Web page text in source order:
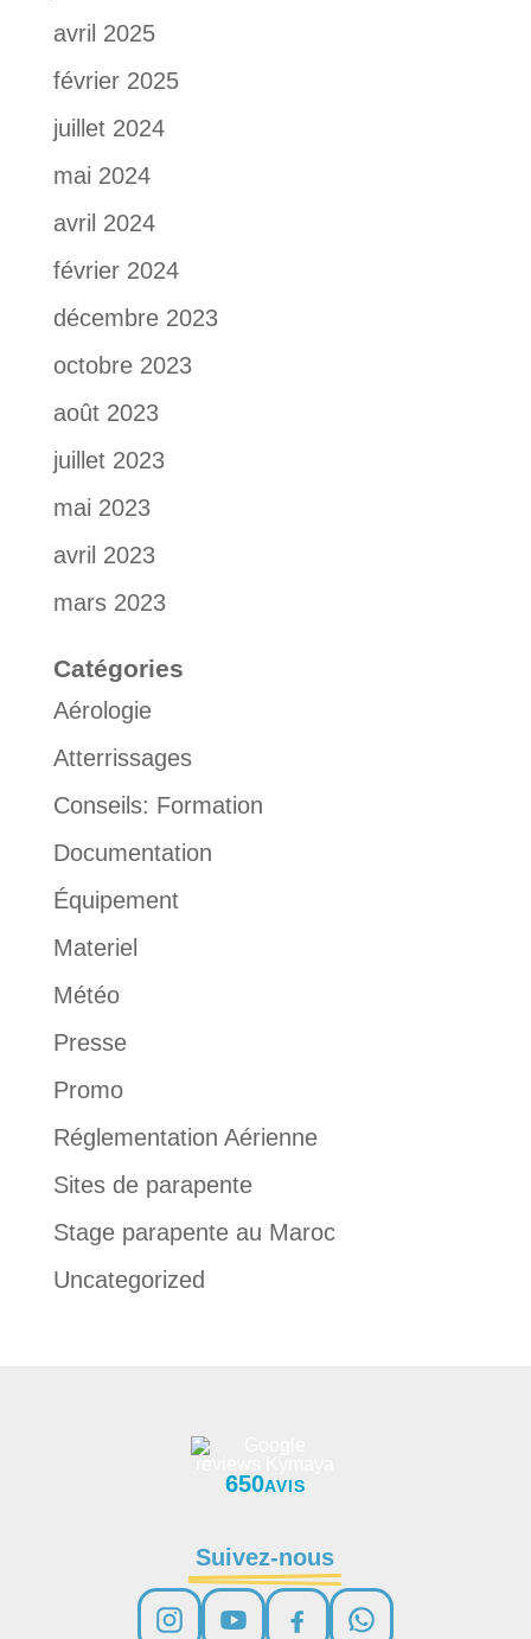
avril 2025
février 2025
juillet 2024
mai 2024
avril 2024
février 2024
décembre 2023
octobre 2023
août 2023
juillet 2023
mai 2023
avril 2023
mars 2023
Catégories
Aérologie
Atterrissages
Conseils: Formation
Documentation
Équipement
Materiel
Météo
Presse
Promo
Réglementation Aérienne
Sites de parapente
Stage parapente au Maroc
Uncategorized
650AVIS
Suivez-nous